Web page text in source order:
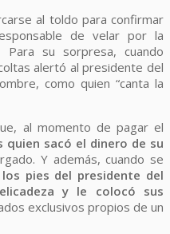
al toldo para confirmar
de velar por la
Para su sorpresa, cuando
alertó al presidente del
como quien “canta la
al momento de pagar el
quien sacó el dinero de su
Y además, cuando se
pies del presidente del
y le colocó sus
exclusivos propios de un